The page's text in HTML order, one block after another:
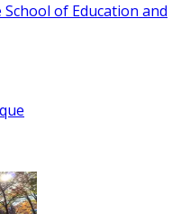
of Education and